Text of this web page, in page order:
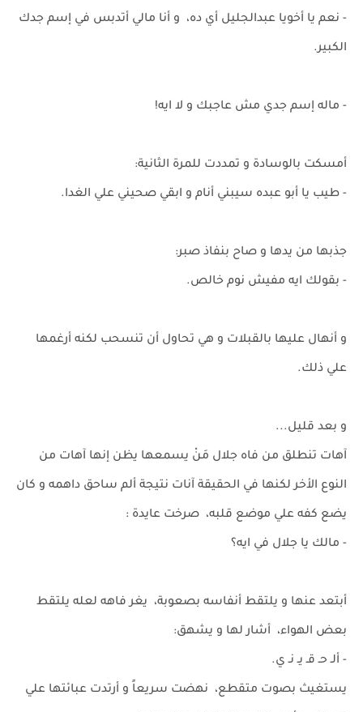
- نعم يا أخويا عبدالجليل أي ده، و أنا مالي أتدبس في إسم جدك
الكبير.
- ماله إسم جدي مش عاجبك و لا ايه!
أمسكت بالوسادة و تمددت للمرة الثانية:
- طيب يا أبو عبده سيبني أنام و ابقي صحيني علي الغدا.
جذبها من يدها و صاح بنفاذ صبر:
- بقولك ايه مفيش نوم خالص.
و أنهال عليها بالقبلات و هي تحاول أن تنسحب لكنه أرغمها
علي ذلك.
و بعد قليل...
آهات تنطلق من فاه جلال مَنْ يسمعها يظن إنها آهات من
النوع الأخر لكنها في الحقيقة آنات نتيجة ألم ساحق داهمه و كان
يضع كفه علي موضع قلبه، صرخت عايدة :
- مالك يا جلال في ايه؟
أبتعد عنها و يلتقط أنفاسه بصعوبة، يغر فاهه لعله يلتقط
بعض الهواء، أشار لها و يشهق:
- ألـ حـ قـ يـ نـ ي.
يستغيث بصوت متقطع، نهضت سريعاً و أرتدت عبائتها علي